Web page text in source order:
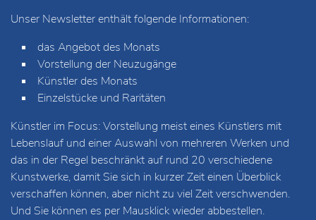
Unser Newsletter enthält folgende Informationen:
das Angebot des Monats
Vorstellung der Neuzugänge
Künstler des Monats
Einzelstücke und Raritäten
Künstler im Focus: Vorstellung meist eines Künstlers mit
Lebenslauf und einer Auswahl von mehreren Werken und
das in der Regel beschränkt auf rund 20 verschiedene
Kunstwerke, damit Sie sich in kurzer Zeit einen Überblick
verschaffen können, aber nicht zu viel Zeit verschwenden.
Und Sie können es per Mausklick wieder abbestellen.